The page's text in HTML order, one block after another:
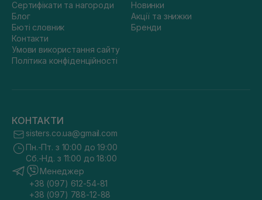
Сертифікати та нагороди
Блог
Бюті словник
Контакти
Умови використання сайту
Політика конфіденційності
Новинки
Акції та знижки
Бренди
КОНТАКТИ
sisters.co.ua@gmail.com
Пн.-Пт. з 10:00 до 19:00
Сб.-Нд. з 11:00 до 18:00
Менеджер
+38 (097) 612-54-81
+38 (097) 788-12-88